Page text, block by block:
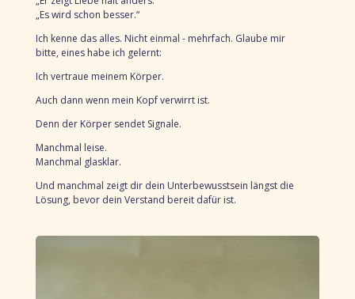
„Es wird schon besser.“
Ich kenne das alles. Nicht einmal - mehrfach. Glaube mir
bitte, eines habe ich gelernt:
Ich vertraue meinem Körper.
Auch dann wenn mein Kopf verwirrt ist.
Denn der Körper sendet Signale.
Manchmal leise.
Manchmal glasklar.
Und manchmal zeigt dir dein Unterbewusstsein längst die
Lösung, bevor dein Verstand bereit dafür ist.